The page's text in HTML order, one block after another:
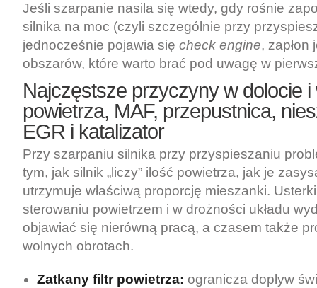
Jeśli szarpanie nasila się wtedy, gdy rośnie
silnika na moc (czyli szczególnie przy
jednocześnie pojawia się check engine, zapłon
obszarów, które warto brać pod uwagę w
Najczęstsze przyczyny w dolocie i
powietrza, MAF, przepustnica,
EGR i katalizator
Przy szarpaniu silnika przy przyspieszaniu
tym, jak silnik „liczy” ilość powietrza, jak je
utrzymuje właściwą proporcję mieszanki.
sterowaniu powietrzem i w drożności układu
objawiać się nierówną pracą, a czasem także
wolnych obrotach.
Zatkany filtr powietrza: ogranicza dopływ